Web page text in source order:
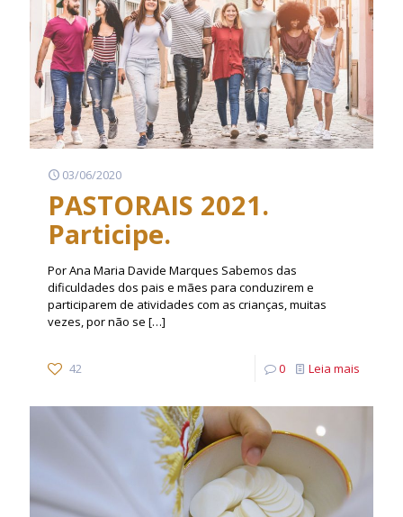
03/06/2020
PASTORAIS 2021.
Participe.
Por Ana Maria Davide Marques Sabemos das
dificuldades dos pais e mães para conduzirem e
participarem de atividades com as crianças, muitas
vezes, por não se […]
42 0 Leia mais